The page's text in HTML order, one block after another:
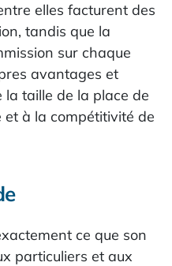
elles facturent des
tandis que la
sur chaque
avantages et
taille de la place de
à la compétitivité de
ce que son
particuliers et aux